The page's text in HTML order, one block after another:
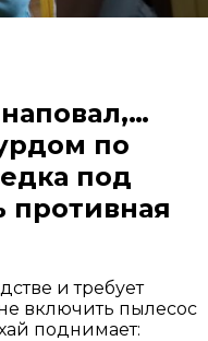
по
под
противная
и требует
включить пылесос
поднимает: